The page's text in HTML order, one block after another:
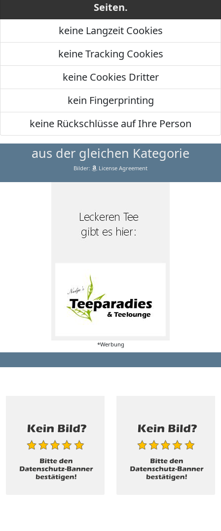
Seiten.
keine Langzeit Cookies
keine Tracking Cookies
keine Cookies Dritter
kein Fingerprinting
keine Rückschlüsse auf Ihre Person
aus der gleichen Kategorie
Bilder: License Agreement
*Werbung